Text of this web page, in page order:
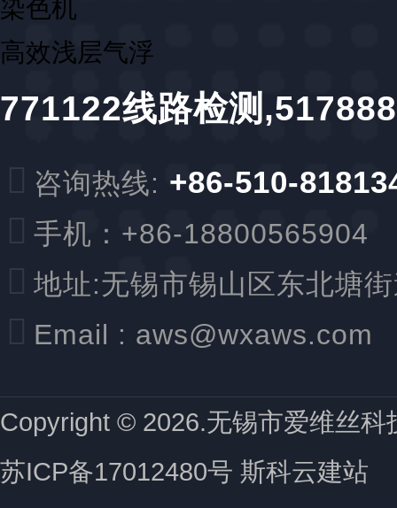
染色机
高效浅层气浮
771122线路检测
咨询热线: +86-510-
手机：+86-18800565904
地址:无锡市锡山区东北塘
Email : aws@wxaws.com
Copyright © 2026.无锡市爱维丝科
苏ICP备17012480号 斯科云建站